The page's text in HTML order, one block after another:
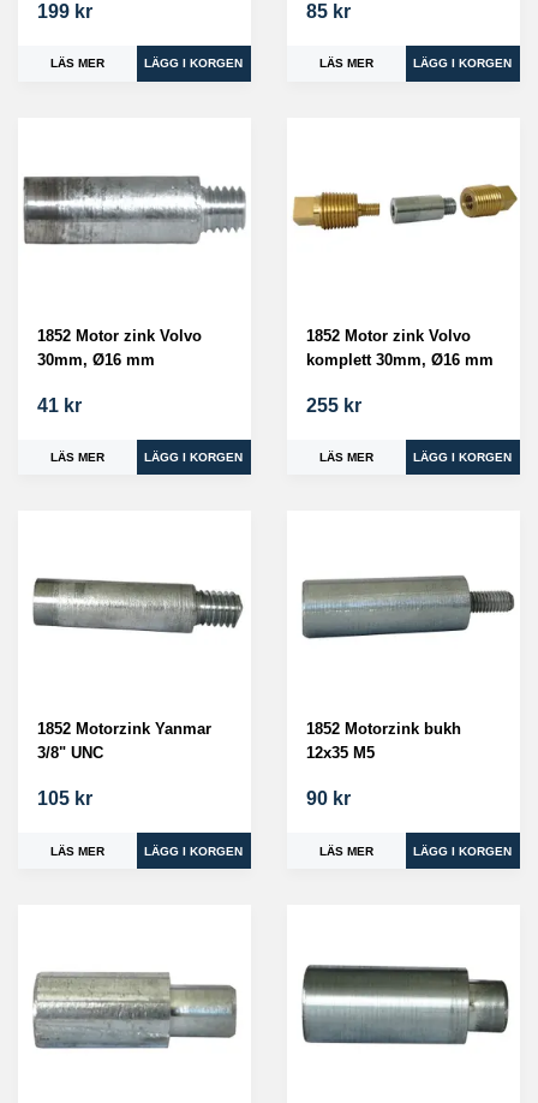
199 kr
LÄS MER
85 kr
LÄS MER
1852 Motor zink Volvo
30mm, Ø16 mm
41 kr
LÄS MER
1852 Motor zink Volvo
komplett 30mm, Ø16 mm
255 kr
LÄS MER
1852 Motorzink Yanmar
3/8" UNC
105 kr
LÄS MER
1852 Motorzink bukh
12x35 M5
90 kr
LÄS MER